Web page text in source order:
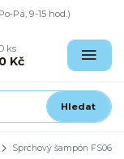
Hledat
Pá, 9-15 hod.)
ks
0 Kč
Sprchový šampón FS06